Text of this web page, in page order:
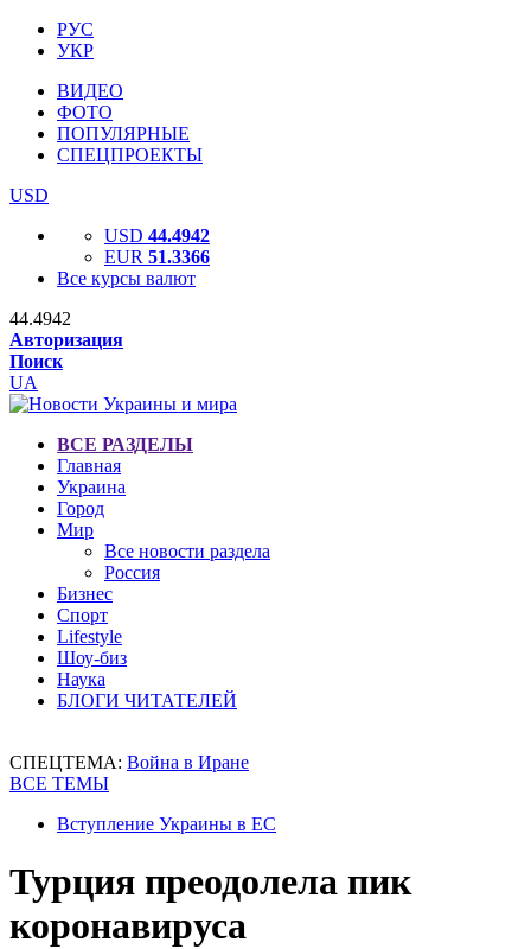
РУС
УКР
ВИДЕО
ФОТО
ПОПУЛЯРНЫЕ
СПЕЦПРОЕКТЫ
USD
USD 44.4942
EUR 51.3366
Все курсы валют
44.4942
Авторизация
Поиск
UA
ВСЕ РАЗДЕЛЫ
Главная
Украина
Город
Мир
Все новости раздела
Россия
Бизнес
Спорт
Lifestyle
Шоу-биз
Наука
БЛОГИ ЧИТАТЕЛЕЙ
СПЕЦТЕМА: Война в Иране
ВСЕ ТЕМЫ
Вступление Украины в ЕС
Турция преодолела пик
коронавируса